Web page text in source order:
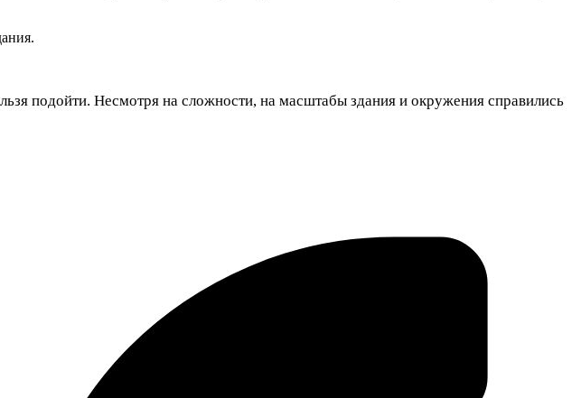
подойти. Несмотря на сложности, на масштабы здания и окружения справились